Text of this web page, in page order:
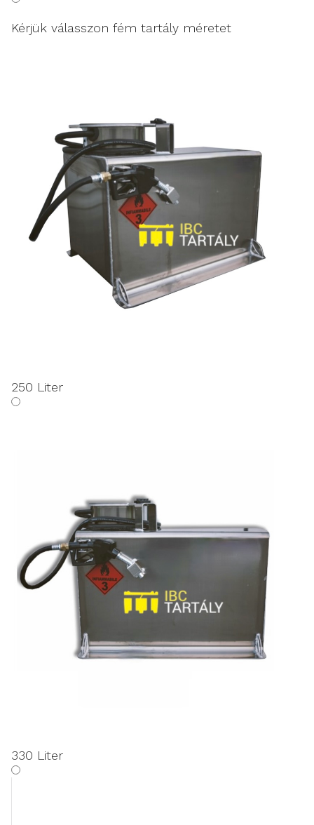
Kérjük válasszon fém tartály méretet
250 Liter
330 Liter